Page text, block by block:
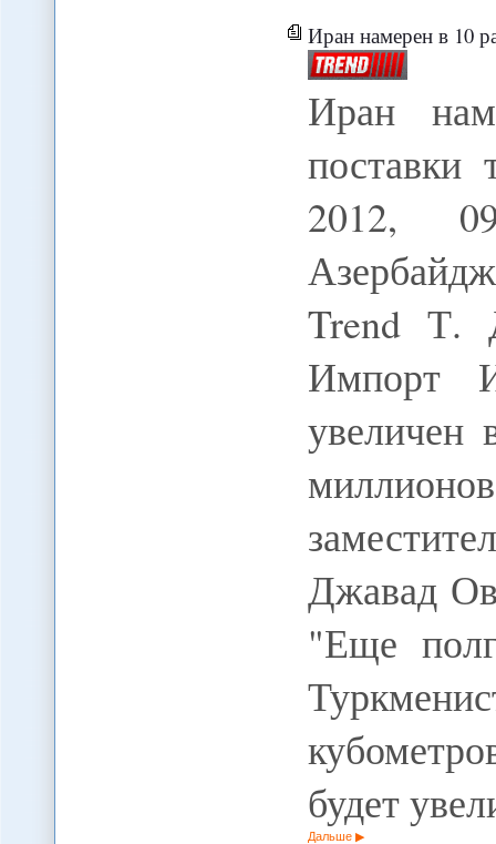
Иран намерен в 10
Иран
поставки
2012,
Trend Т.
Импорт
Джавад
"Еще
будет
Дальше